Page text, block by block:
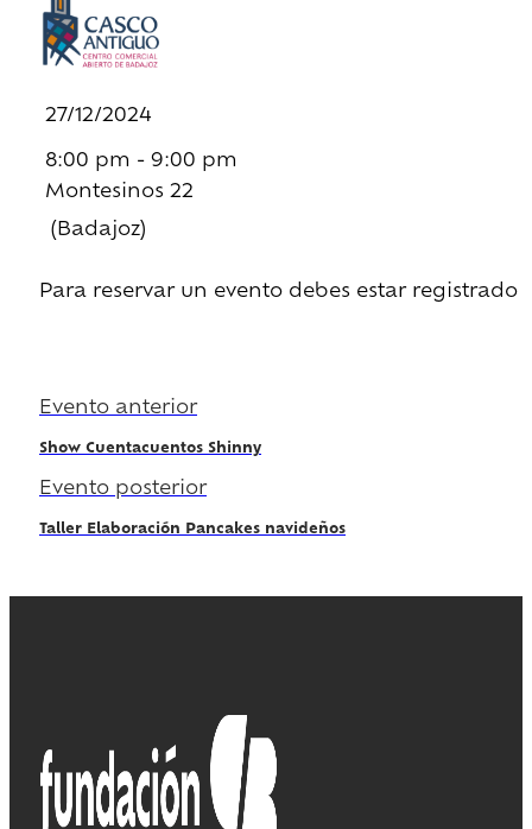
27/12/2024
8:00 pm - 9:00 pm
Montesinos 22
(Badajoz)
Para reservar un evento debes estar registrado
Evento anterior
Show Cuentacuentos Shinny
Evento posterior
Taller Elaboración Pancakes navideños